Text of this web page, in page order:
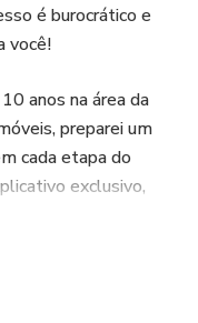
é burocrático e
você!
anos na área da
preparei um
cada etapa do
exclusivo,
Federal da